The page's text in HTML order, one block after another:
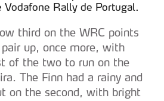
Rally de Portugal.
third on the WRC points
up, once more, with
of the two to run on the
The Finn had a rainy and
on the second, with bright